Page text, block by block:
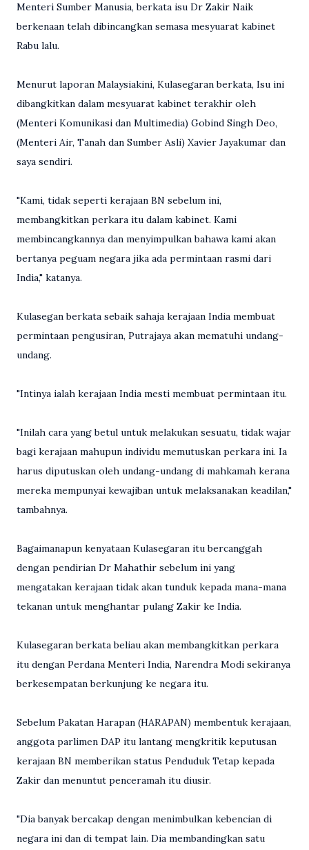
Menteri Sumber Manusia, berkata isu Dr Zakir Naik
berkenaan telah dibincangkan semasa mesyuarat kabinet
Rabu lalu.
Menurut laporan Malaysiakini, Kulasegaran berkata, Isu ini
dibangkitkan dalam mesyuarat kabinet terakhir oleh
(Menteri Komunikasi dan Multimedia) Gobind Singh Deo,
(Menteri Air, Tanah dan Sumber Asli) Xavier Jayakumar dan
saya sendiri.
"Kami, tidak seperti kerajaan BN sebelum ini,
membangkitkan perkara itu dalam kabinet. Kami
membincangkannya dan menyimpulkan bahawa kami akan
bertanya peguam negara jika ada permintaan rasmi dari
India," katanya.
Kulasegan berkata sebaik sahaja kerajaan India membuat
permintaan pengusiran, Putrajaya akan mematuhi undang-
undang.
"Intinya ialah kerajaan India mesti membuat permintaan itu.
"Inilah cara yang betul untuk melakukan sesuatu, tidak wajar
bagi kerajaan mahupun individu memutuskan perkara ini. Ia
harus diputuskan oleh undang-undang di mahkamah kerana
mereka mempunyai kewajiban untuk melaksanakan keadilan,"
tambahnya.
Bagaimanapun kenyataan Kulasegaran itu bercanggah
dengan pendirian Dr Mahathir sebelum ini yang
mengatakan kerajaan tidak akan tunduk kepada mana-mana
tekanan untuk menghantar pulang Zakir ke India.
Kulasegaran berkata beliau akan membangkitkan perkara
itu dengan Perdana Menteri India, Narendra Modi sekiranya
berkesempatan berkunjung ke negara itu.
Sebelum Pakatan Harapan (HARAPAN) membentuk kerajaan,
anggota parlimen DAP itu lantang mengkritik keputusan
kerajaan BN memberikan status Penduduk Tetap kepada
Zakir dan menuntut penceramah itu diusir.
"Dia banyak bercakap dengan menimbulkan kebencian di
negara ini dan di tempat lain. Dia membandingkan satu